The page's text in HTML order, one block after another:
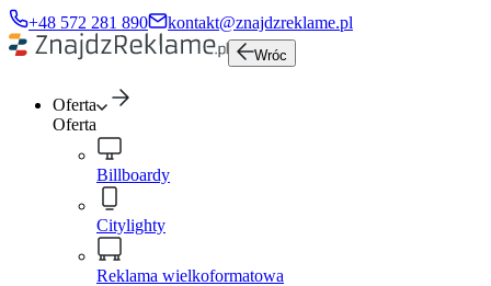
+48 572 281 890 kontakt@znajdzreklame.pl
Wróc
Oferta
Oferta
Billboardy
Citylighty
Reklama wielkoformatowa